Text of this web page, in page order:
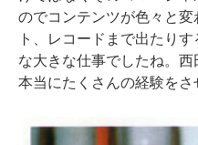
のでコンテンツが色々と
ト、レコードまで出たり
な大きな仕事でしたね。
本当にたくさんの経験をさ